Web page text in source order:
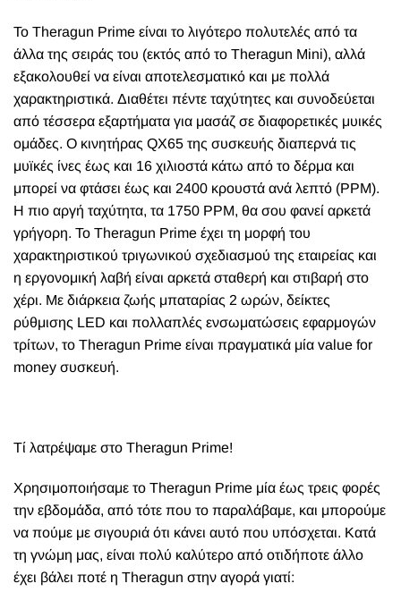
Το Theragun Prime είναι το λιγότερο πολυτελές από τα
άλλα της σειράς του (εκτός από το Theragun Mini), αλλά
εξακολουθεί να είναι αποτελεσματικό και με πολλά
χαρακτηριστικά. Διαθέτει πέντε ταχύτητες και συνοδεύεται
από τέσσερα εξαρτήματα για μασάζ σε διαφορετικές μυικές
ομάδες. Ο κινητήρας QX65 της συσκευής διαπερνά τις
μυϊκές ίνες έως και 16 χιλιοστά κάτω από το δέρμα και
μπορεί να φτάσει έως και 2400 κρουστά ανά λεπτό (PPM).
Η πιο αργή ταχύτητα, τα 1750 PPM, θα σου φανεί αρκετά
γρήγορη. Το Theragun Prime έχει τη μορφή του
χαρακτηριστικού τριγωνικού σχεδιασμού της εταιρείας και
η εργονομική λαβή είναι αρκετά σταθερή και στιβαρή στο
χέρι. Με διάρκεια ζωής μπαταρίας 2 ωρών, δείκτες
ρύθμισης LED και πολλαπλές ενσωματώσεις εφαρμογών
τρίτων, το Theragun Prime είναι πραγματικά μία value for
money συσκευή.
Τί λατρέψαμε στο Theragun Prime!
Χρησιμοποιήσαμε το Theragun Prime μία έως τρεις φορές
την εβδομάδα, από τότε που το παραλάβαμε, και μπορούμε
να πούμε με σιγουριά ότι κάνει αυτό που υπόσχεται. Κατά
τη γνώμη μας, είναι πολύ καλύτερο από οτιδήποτε άλλο
έχει βάλει ποτέ η Theragun στην αγορά γιατί: